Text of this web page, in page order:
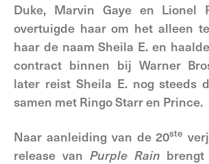
Duke, Marvin Gaye en Lionel
overtuigde haar om het alleen
haar de naam Sheila E. en
contract binnen bij Warner
later reist Sheila E. nog steeds
samen met Ringo Starr en Prince.
Naar aanleiding van de 20ste
release van Purple Rain